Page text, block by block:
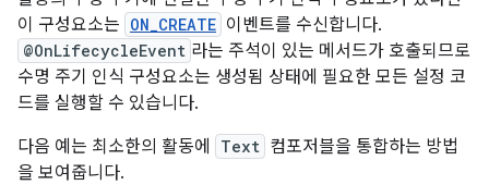
이 구성요소는 ON_CREATE 이벤트를 수신합니다.
@OnLifecycleEvent 라는 주석이 있는 메서드가 호출되므로
수명 주기 인식 구성요소는 생성됨 상태에 필요한 모든 설정 코
드를 실행할 수 있습니다.
다음 예는 최소한의 활동에
Text 컴포저블을 통합하는 방법
을 보여줍니다.